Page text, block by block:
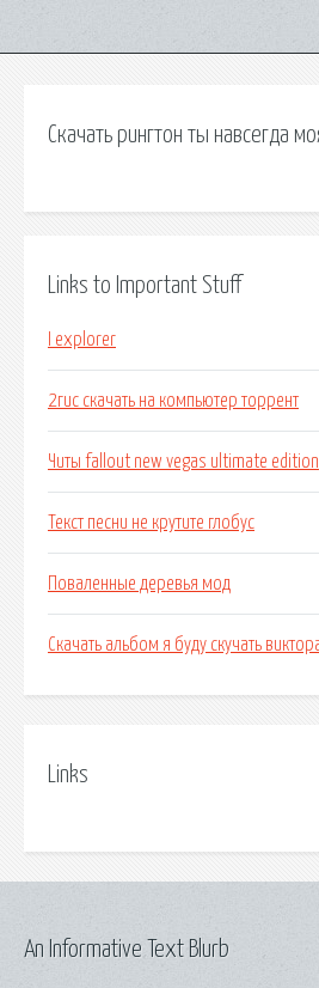
Скачать рингтон ты навсегда
Links to Important Stuff
I explorer
2гис скачать на компьютер торрент
Читы fallout new vegas ultimate edition
Текст песни не крутите глобус
Поваленные деревья мод
Скачать альбом я буду скучать
Links
An Informative Text Blurb